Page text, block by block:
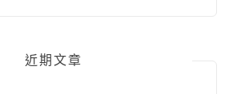
近期文章